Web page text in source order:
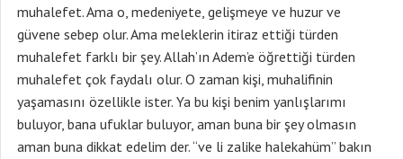
muhalefet. Ama o, medeniyete, gelişmeye ve huzur ve
güvene sebep olur. Ama meleklerin itiraz ettiği türden
muhalefet farklı bir şey. Allah’ın Adem’e öğrettiği türden
muhalefet çok faydalı olur. O zaman kişi, muhalifinin
yaşamasını özellikle ister. Ya bu kişi benim yanlışlarımı
buluyor, bana ufuklar buluyor, aman buna bir şey olmasın
aman buna dikkat edelim der. “ve li zalike halekahüm” bakın